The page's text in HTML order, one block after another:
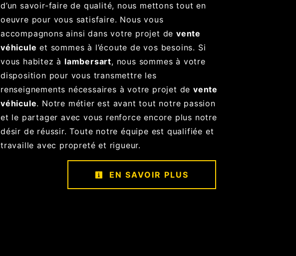
d’un savoir-faire de qualité, nous mettons tout en
oeuvre pour vous satisfaire. Nous vous
accompagnons ainsi dans votre projet de vente
véhicule et sommes à l’écoute de vos besoins. Si
vous habitez à lambersart, nous sommes à votre
disposition pour vous transmettre les
renseignements nécessaires à votre projet de vente
véhicule. Notre métier est avant tout notre passion
et le partager avec vous renforce encore plus notre
désir de réussir. Toute notre équipe est qualifiée et
travaille avec propreté et rigueur.
EN SAVOIR PLUS